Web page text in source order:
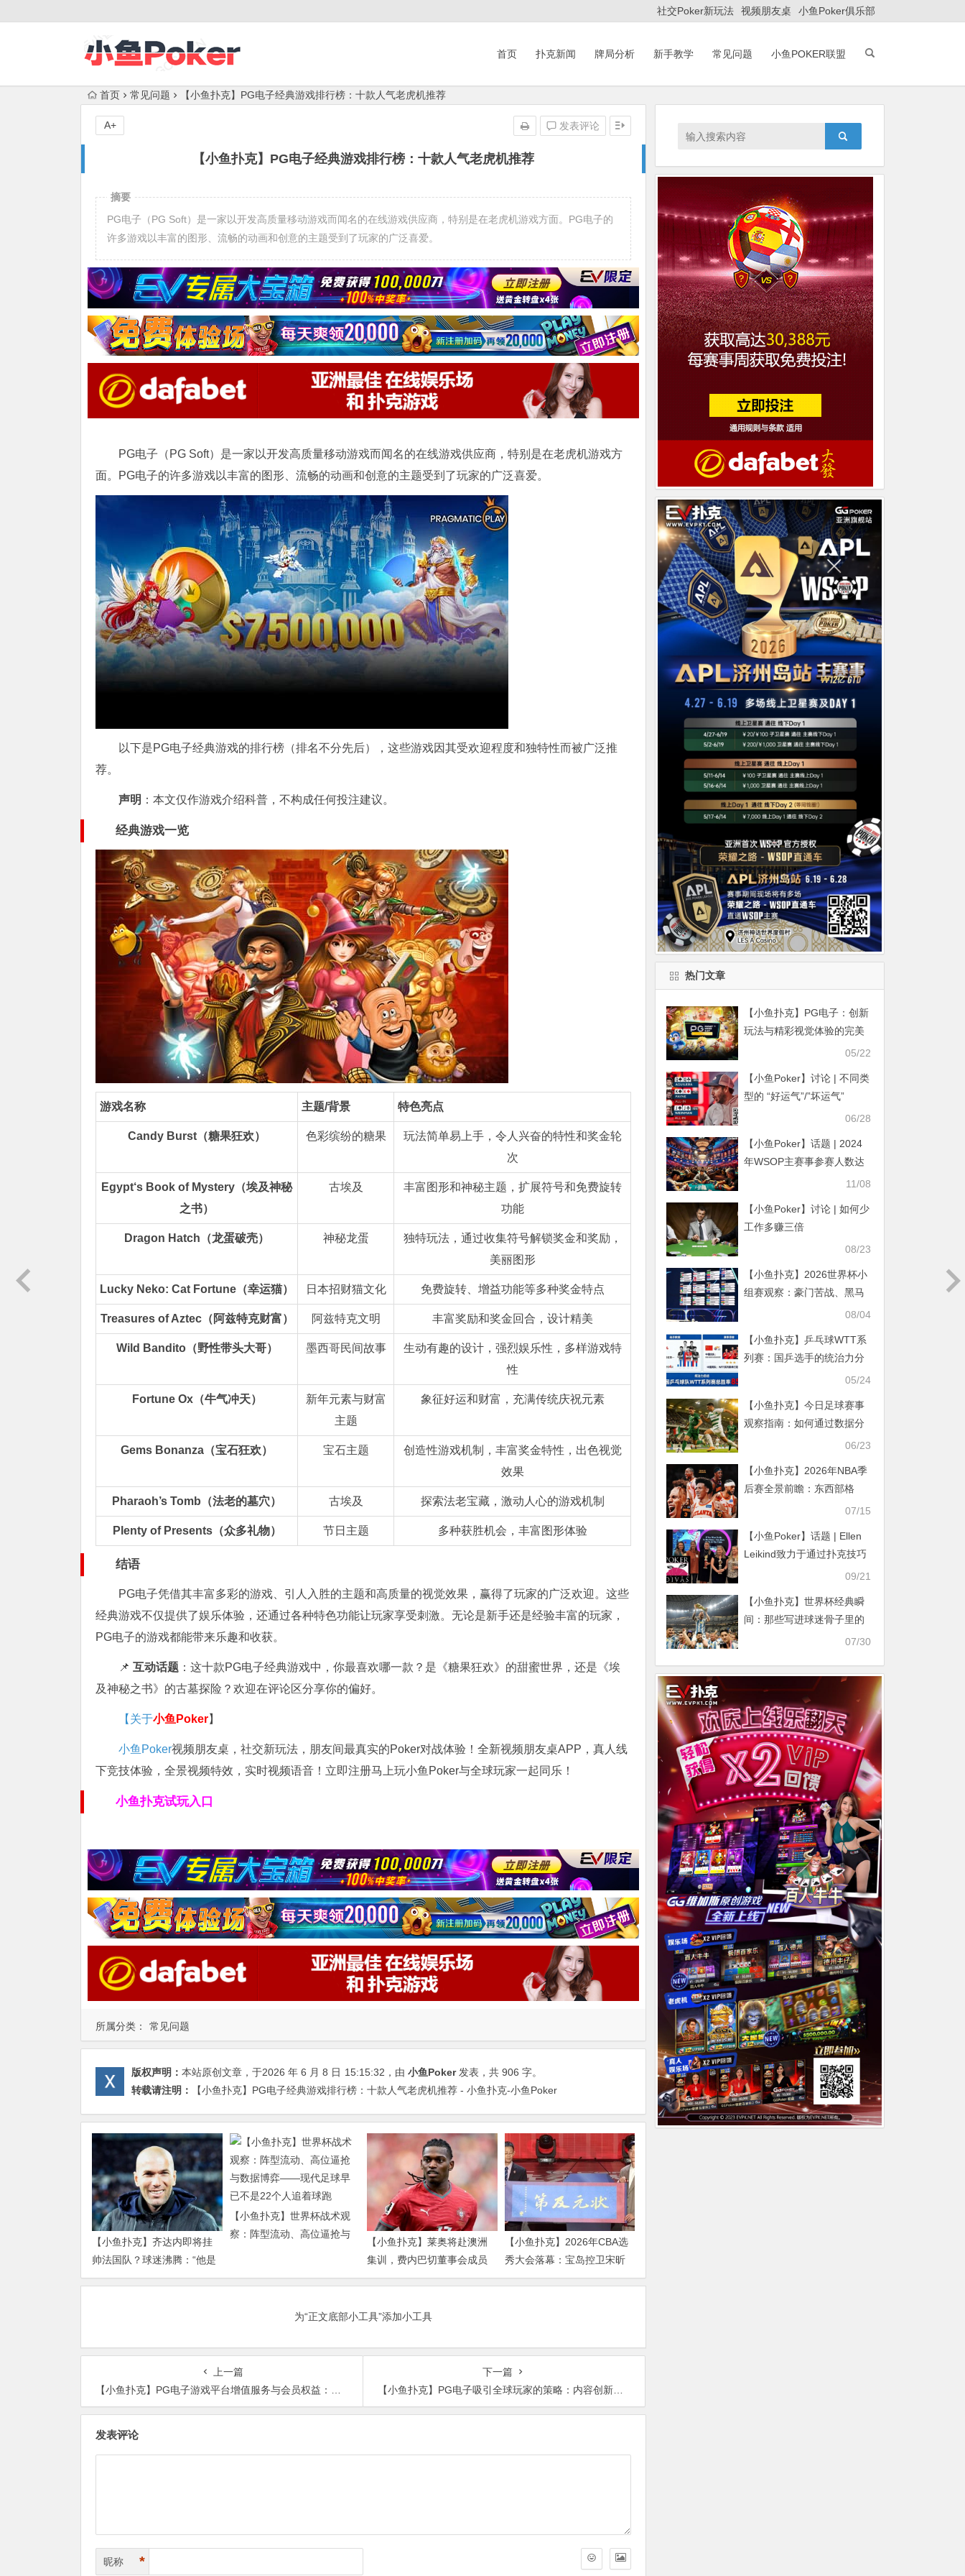
社交Poker新玩法 视频朋友桌 小鱼Poker俱乐部
首页 扑克新闻 牌局分析 新手教学 常见问题 小鱼POKER联盟
首页 常见问题 【小鱼扑克】PG电子经典游戏排行榜：十款人气老虎机推荐
【小鱼扑克】PG电子经典游戏排行榜：十款人气老虎机推荐
发表评论
A+
所属分类： 常见问题
摘要
PG电子（PG Soft）是一家以开发高质量移动游戏而闻名的在线游戏供应商，特别是在老虎机游戏方面。PG电子的
许多游戏以丰富的图形、流畅的动画和创意的主题受到了玩家的广泛喜爱。
PG电子（PG Soft）是一家以开发高质量移动游戏而闻名的在线游戏供应商，特别是在老虎机游戏方
面。PG电子的许多游戏以丰富的图形、流畅的动画和创意的主题受到了玩家的广泛喜爱。
以下是PG电子经典游戏的排行榜（排名不分先后），这些游戏因其受欢迎程度和独特性而被广泛推
荐。
声明 ：本文仅作游戏介绍科普，不构成任何投注建议。
经典游戏一览
游戏名称 主题/背景 特色亮点
Candy Burst（糖果狂欢） 色彩缤纷的糖果
玩法简单易上手，令人兴奋的特性和奖金轮
次
Egypt‘s Book of Mystery（埃及神秘
之书）
古埃及
丰富图形和神秘主题，扩展符号和免费旋转
功能
Dragon Hatch（龙蛋破壳） 神秘龙蛋
独特玩法，通过收集符号解锁奖金和奖励，
美丽图形
Lucky Neko: Cat Fortune（幸运猫） 日本招财猫文化 免费旋转、增益功能等多种奖金特点
Treasures of Aztec（阿兹特克财富） 阿兹特克文明 丰富奖励和奖金回合，设计精美
Wild Bandito（野性带头大哥） 墨西哥民间故事
生动有趣的设计，强烈娱乐性，多样游戏特
性
Fortune Ox（牛气冲天）
新年元素与财富
主题
象征好运和财富，充满传统庆祝元素
Gems Bonanza（宝石狂欢） 宝石主题
创造性游戏机制，丰富奖金特性，出色视觉
效果
Pharaoh’s Tomb（法老的墓穴） 古埃及 探索法老宝藏，激动人心的游戏机制
Plenty of Presents（众多礼物） 节日主题 多种获胜机会，丰富图形体验
结语
PG电子凭借其丰富多彩的游戏、引人入胜的主题和高质量的视觉效果，赢得了玩家的广泛欢迎。这些
经典游戏不仅提供了娱乐体验，还通过各种特色功能让玩家享受刺激。无论是新手还是经验丰富的玩家，
PG电子的游戏都能带来乐趣和收获。
📌 互动话题 ：这十款PG电子经典游戏中，你最喜欢哪一款？是《糖果狂欢》的甜蜜世界，还是《埃
及神秘之书》的古墓探险？欢迎在评论区分享你的偏好。
【关于小鱼Poker】
小鱼Poker视频朋友桌，社交新玩法，朋友间最真实的Poker对战体验！全新视频朋友桌APP，真人线
下竞技体验，全景视频特效，实时视频语音！立即注册马上玩小鱼Poker与全球玩家一起同乐！
小鱼扑克试玩入口
版权声明： 本站原创文章，于2026 年 6 月 8 日 15:15:32 ，由 小鱼Poker发表，共 906 字。
转载请注明：
【小鱼扑克】PG电子经典游戏排行榜：十款人气老虎机推荐 - 小鱼扑克-小鱼Poker
【小鱼扑克】齐达内即将挂
帅法国队？球迷沸腾：“他是
足坛的迈克尔·杰克逊”
【小鱼扑克】世界杯战术观
察：阵型流动、高位逼抢与
【小鱼扑克】莱奥将赴澳洲
集训，费内巴切董事会成员
抵达米兰谈判
【小鱼扑克】2026年CBA选
秀大会落幕：宝岛控卫宋昕
澔当选状元，18人中选创历
为“正文底部小工具”添加小工具
上一篇
【小鱼扑克】PG电子游戏平台增值服务与会员权益：从多样化游戏到VIP专属体验
下一篇
【小鱼扑克】PG电子吸引全球玩家的策略：内容创新、技术驱动与社区共建
发表评论
昵称 *
热门文章
【小鱼扑克】PG电子：创新
玩法与精彩视觉体验的完美
05/22
【小鱼Poker】讨论 | 不同类
型的 “好运气”/”坏运气”
06/28
【小鱼Poker】话题 | 2024
年WSOP主赛事参赛人数达
11/08
【小鱼Poker】讨论 | 如何少
工作多赚三倍
08/23
【小鱼扑克】2026世界杯小
组赛观察：豪门苦战、黑马
搅局，积分榜比悬疑片还刺
08/04
【小鱼扑克】乒乓球WTT系
列赛：国乒选手的统治力分
05/24
【小鱼扑克】今日足球赛事
观察指南：如何通过数据分
06/23
【小鱼扑克】2026年NBA季
后赛全景前瞻：东西部格
07/15
【小鱼Poker】话题 | Ellen
Leikind致力于通过扑克技巧
09/21
【小鱼扑克】世界杯经典瞬
间：那些写进球迷骨子里的
画面，为何永远让人热泪盈
07/30